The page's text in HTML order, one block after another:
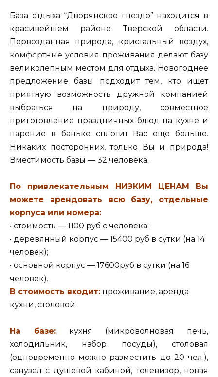
База отдыха “Дворянское гнездо” находится в
красивейшем районе Тверской области.
Первозданная природа, кристальный воздух,
комфортные условия проживания делают базу
великолепным местом для отдыха. Новогоднее
предложение базы подходит тем, кто ищет
приятную возможность дружной компанией
выбраться на природу, совместное
приготовление праздничных блюд на кухне и
парение в баньке сплотит Вас еще больше.
Никаких посторонних, только Вы и природа!
Вместимость базы — 32 человека.
По привлекательным НИЗКИМ ЦЕНАМ Вы
можете арендовать всю базу, отдельные
корпуса или номера:
• стоимость — 1100 руб с человека;
• деревянный корпус — 15400 руб в сутки (на 14
человек);
• основной корпус — 17600руб в сутки (на 16
человек).
В стоимость входит: проживание, аренда
кухни, столовой.
На базе:кухня (микроволновая печь,
холодильник, набор посуды), столовая
(одновременно можно разместить до 20 чел.),
санузел с душевой кабиной, телевизор, новая